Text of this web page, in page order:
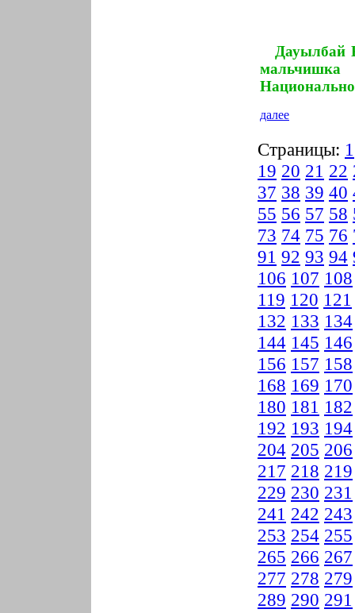
Дауылбай
мальчишка
далее
Страницы: 1
19 20 21 22
37 38 39 40
55 56 57 58
73 74 75 76
91 92 93 94
106 107 108
119 120 121
132 133 134
144 145 146
156 157 158
168 169 170
180 181 182
192 193 194
204 205 206
217 218 219
229 230 231
241 242 243
253 254 255
265 266 267
277 278 279
289 290 291